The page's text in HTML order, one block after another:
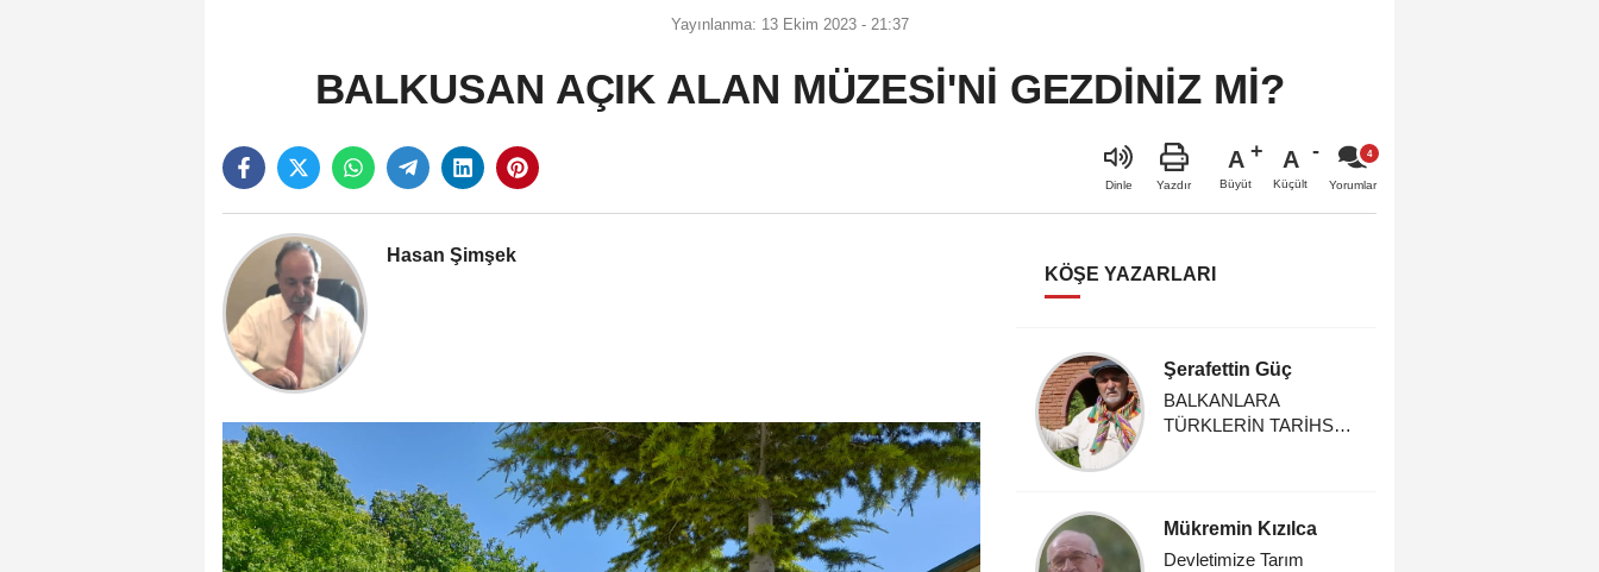
Yayınlanma: 13 Ekim 2023 - 21:37
BALKUSAN AÇIK ALAN MÜZESİ'Nİ GEZDİNİZ Mİ?
Dinle Yazdır
A
Büyüt
A
Küçült Yorumlar
Hasan Şimşek
KÖŞE YAZARLARI
bir terör örgütü kurar mı?
Mehmet Emin
Tekpınar
Şerafettin Güç
BALKANLARA
TÜRKLERİN TARİHSEL
Mükremin Kızılca
Devletimize Tarım